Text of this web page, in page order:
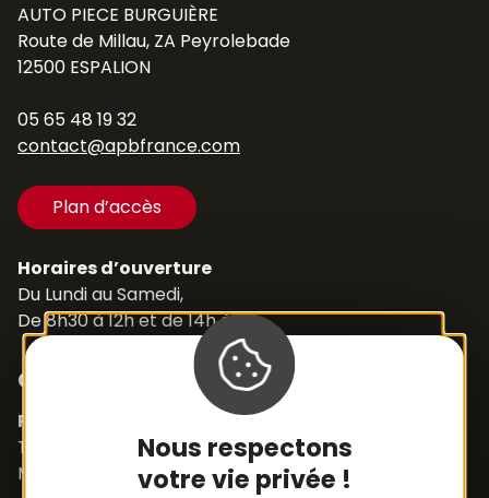
Nous respectons
votre vie privée !
AUTO PIECE BURGUIÈRE
Route de Millau, ZA Peyrolebade
12500 ESPALION
05 65 48 19 32
contact@apbfrance.com
Plan d’accès
Horaires d’ouverture
Du Lundi au Samedi,
De 8h30 à 12h et de 14h à 18h
Contacts
Pièces détachées
Tél. +33 (0)5 65 48 19 32
Mail :
contact@apbfrance.com